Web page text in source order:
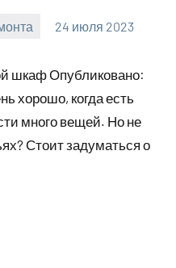
24 июля 2023
шкаф Опубликовано:
хорошо, когда есть
много вещей. Но не
Стоит задуматься о